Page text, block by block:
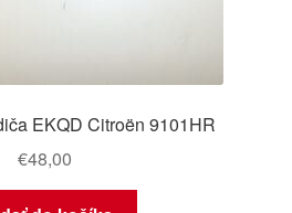
EKQD Citroën 9101HR
€48,00